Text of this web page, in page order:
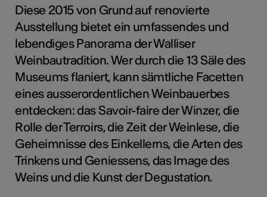
Diese 2015 von Grund auf renovierte
Ausstellung bietet ein umfassendes und
lebendiges Panorama der Walliser
Weinbautradition. Wer durch die 13 Säle des
Museums flaniert, kann sämtliche Facetten
eines ausserordentlichen Weinbauerbes
entdecken: das Savoir-faire der Winzer, die
Rolle der Terroirs, die Zeit der Weinlese, die
Geheimnisse des Einkellerns, die Arten des
Trinkens und Geniessens, das Image des
Weins und die Kunst der Degustation.